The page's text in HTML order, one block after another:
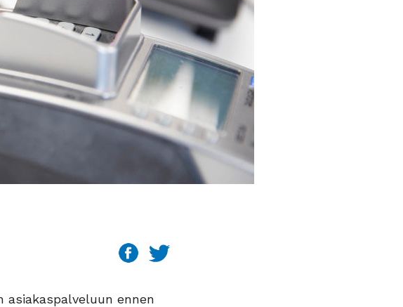
asiakaspalveluun ennen